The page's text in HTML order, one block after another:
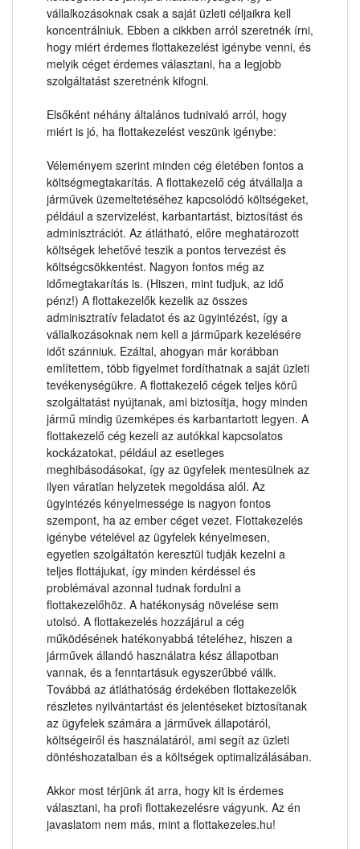
vállalkozásoknak csak a saját üzleti céljaikra kell
koncentrálniuk. Ebben a cikkben arról szeretnék írni,
hogy miért érdemes flottakezelést igénybe venni, és
melyik céget érdemes választani, ha a legjobb
szolgáltatást szeretnénk kifogni.
Elsőként néhány általános tudnivaló arról, hogy
miért is jó, ha flottakezelést veszünk igénybe:
Véleményem szerint minden cég életében fontos a
költségmegtakarítás. A flottakezelő cég átvállalja a
járművek üzemeltetéséhez kapcsolódó költségeket,
például a szervizelést, karbantartást, biztosítást és
adminisztrációt. Az átlátható, előre meghatározott
költségek lehetővé teszik a pontos tervezést és
költségcsökkentést. Nagyon fontos még az
időmegtakarítás is. (Hiszen, mint tudjuk, az idő
pénz!) A flottakezelők kezelik az összes
adminisztratív feladatot és az ügyintézést, így a
vállalkozásoknak nem kell a járműpark kezelésére
időt szánniuk. Ezáltal, ahogyan már korábban
említettem, több figyelmet fordíthatnak a saját üzleti
tevékenységükre. A flottakezelő cégek teljes körű
szolgáltatást nyújtanak, ami biztosítja, hogy minden
jármű mindig üzemképes és karbantartott legyen. A
flottakezelő cég kezeli az autókkal kapcsolatos
kockázatokat, például az esetleges
meghibásodásokat, így az ügyfelek mentesülnek az
ilyen váratlan helyzetek megoldása alól. Az
ügyintézés kényelmessége is nagyon fontos
szempont, ha az ember céget vezet. Flottakezelés
igénybe vételével az ügyfelek kényelmesen,
egyetlen szolgáltatón keresztül tudják kezelni a
teljes flottájukat, így minden kérdéssel és
problémával azonnal tudnak fordulni a
flottakezelőhöz. A hatékonyság növelése sem
utolsó. A flottakezelés hozzájárul a cég
működésének hatékonyabbá tételéhez, hiszen a
járművek állandó használatra kész állapotban
vannak, és a fenntartásuk egyszerűbbé válik.
Továbbá az átláthatóság érdekében flottakezelők
részletes nyilvántartást és jelentéseket biztosítanak
az ügyfelek számára a járművek állapotáról,
költségeiről és használatáról, ami segít az üzleti
döntéshozatalban és a költségek optimalizálásában.
Akkor most térjünk át arra, hogy kit is érdemes
választani, ha profi flottakezelésre vágyunk. Az én
javaslatom nem más, mint a flottakezeles.hu!